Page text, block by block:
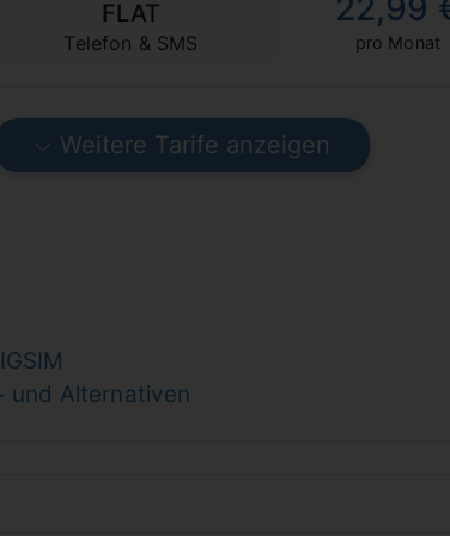
FLAT
Telefon & SMS
22,99
pro Monat
Weitere Tarife anzeigen
und Alternativen